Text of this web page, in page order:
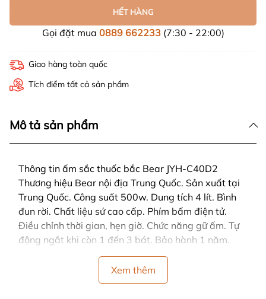
HẾT HÀNG
Gọi đặt mua 0889 662233(7:30 - 22:00)
Giao hàng toàn quốc
Tích điểm tất cả sản phẩm
Mô tả sản phẩm
Thông tin ấm sắc thuốc bắc Bear JYH-C40D2
Thương hiệu Bear nội địa Trung Quốc. Sản xuất tại
Trung Quốc. Công suất 500w. Dung tích 4 lít. Bình
đun rời. Chất liệu sứ cao cấp. Phím bấm điện tử.
Điều chỉnh thời gian, hẹn giờ. Chức năng gữ ấm. Tự
động ngắt khi còn 1 đến 3 bát. Bảo hành 1 năm.
Xem thêm